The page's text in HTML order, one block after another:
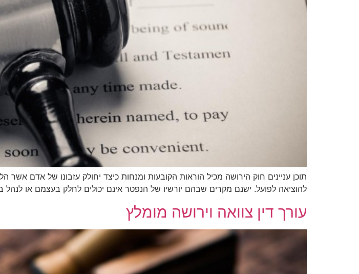
תוכן עניינים חוק הירושה מכיל הוראות הקובעות ומנחות כיצד יחולק עזבונו של אדם אשר
להוציאה לפועל. ישנם מקרים שבהם יורשיו של הנפטר אינם יכולים לחלק בעצמם או
עורך דין צוואה וירושה מומלץ